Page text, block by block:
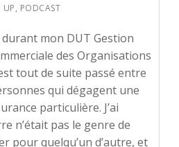
UP, PODCAST
durant mon DUT Gestion
des Organisations
tout de suite passé entre
qui dégagent une
particulière. J’ai
n’était pas le genre de
pour quelqu’un d’autre, et